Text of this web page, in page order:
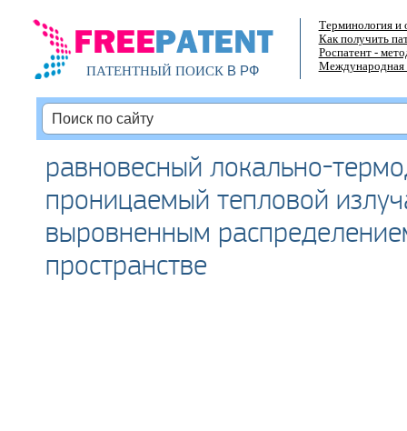
ПАТЕНТНЫЙ ПОИСКВ РФ
Терминология и
Как получить
Роспатент -
Международная
равновесный локально-
проницаемый тепловой
выровненным
пространстве